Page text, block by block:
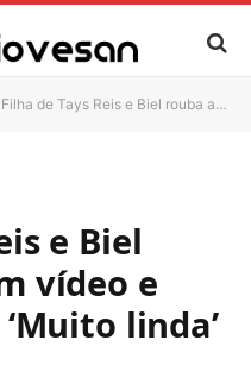
Filha de Tays Reis e Biel rouba a cena em vídeo e esbanja fofura: ‘Muito linda’
e Biel
vídeo e
linda’